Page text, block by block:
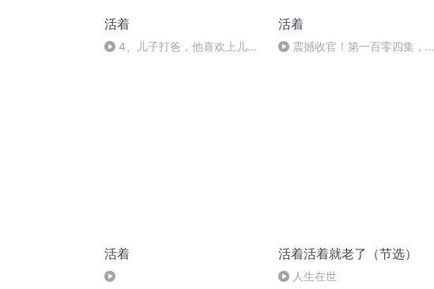
活着
4、儿子打爸，他喜欢上儿子
活着
震撼收官！第一百零四集，传
活着 活着活着就老了（节选）
人生在世